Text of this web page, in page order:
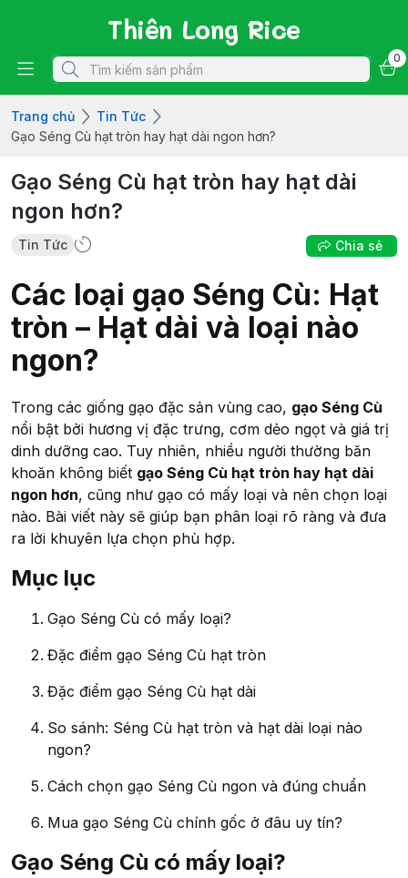
Thiên Long Rice
0
Trang chủ
Tin Tức
Gạo Séng Cù hạt tròn hay hạt dài ngon hơn?
Gạo Séng Cù hạt tròn hay hạt dài
ngon hơn?
Tin Tức Chia sẻ
Các loại gạo Séng Cù: Hạt
tròn – Hạt dài và loại nào
ngon?
Trong các giống gạo đặc sản vùng cao, gạo Séng Cù
nổi bật bởi hương vị đặc trưng, cơm dẻo ngọt và giá trị
dinh dưỡng cao. Tuy nhiên, nhiều người thường băn
khoăn không biết gạo Séng Cù hạt tròn hay hạt dài
ngon hơn, cũng như gạo có mấy loại và nên chọn loại
nào. Bài viết này sẽ giúp bạn phân loại rõ ràng và đưa
ra lời khuyên lựa chọn phù hợp.
Mục lục
Gạo Séng Cù có mấy loại?
Đặc điểm gạo Séng Cù hạt tròn
Đặc điểm gạo Séng Cù hạt dài
So sánh: Séng Cù hạt tròn và hạt dài loại nào
ngon?
Cách chọn gạo Séng Cù ngon và đúng chuẩn
Mua gạo Séng Cù chính gốc ở đâu uy tín?
Gạo Séng Cù có mấy loại?